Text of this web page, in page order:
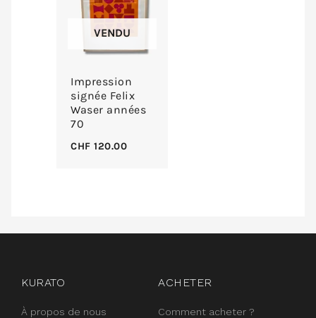
VENDU
Impression
signée Felix
Waser années
70
CHF 120.00
KURATO
À propos de nous
ACHETER
Comment acheter ?
instagram
facebook